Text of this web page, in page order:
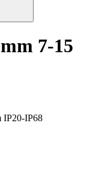
7-15
IP20-IP68